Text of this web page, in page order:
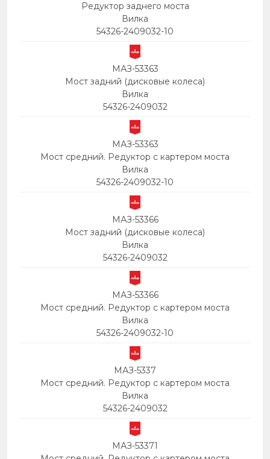
Редуктор заднего моста
Вилка
54326-2409032-10
МАЗ-53363
Мост задний (дисковые колеса)
Вилка
54326-2409032
МАЗ-53363
Мост средний. Редуктор с картером моста
Вилка
54326-2409032-10
МАЗ-53366
Мост задний (дисковые колеса)
Вилка
54326-2409032
МАЗ-53366
Мост средний. Редуктор с картером моста
Вилка
54326-2409032-10
МАЗ-5337
Мост средний. Редуктор с картером моста
Вилка
54326-2409032
МАЗ-53371